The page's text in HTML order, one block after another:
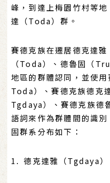
峰，到達上梅園竹村等
達（Toda）群。
賽德克族在遷居德克達
（Toda）、德魯固（
地區的群體認同，並使
Toda）、賽德克族德克
Tgdaya）、賽德克族
語詞來作為群體間的識
固群系分布如下：
1. 德克達雅（Tgdaya）